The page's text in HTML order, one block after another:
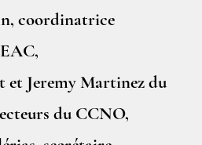
coordinatrice
Jeremy Martinez du
du CCNO,